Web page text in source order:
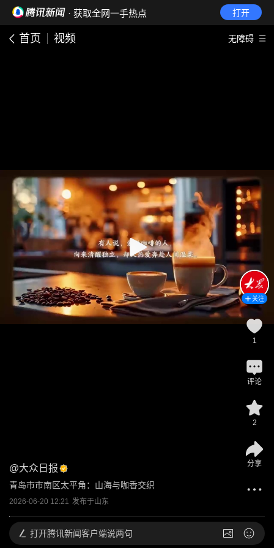
· 获取全网一手热点 打开
首页 视频 无障碍
@大众日报
青岛市市南区太平角：山海与咖香交织
2026-06-20 12:21 发布于山东
关注
1
评论
2
分享
打开腾讯新闻客户端说两句